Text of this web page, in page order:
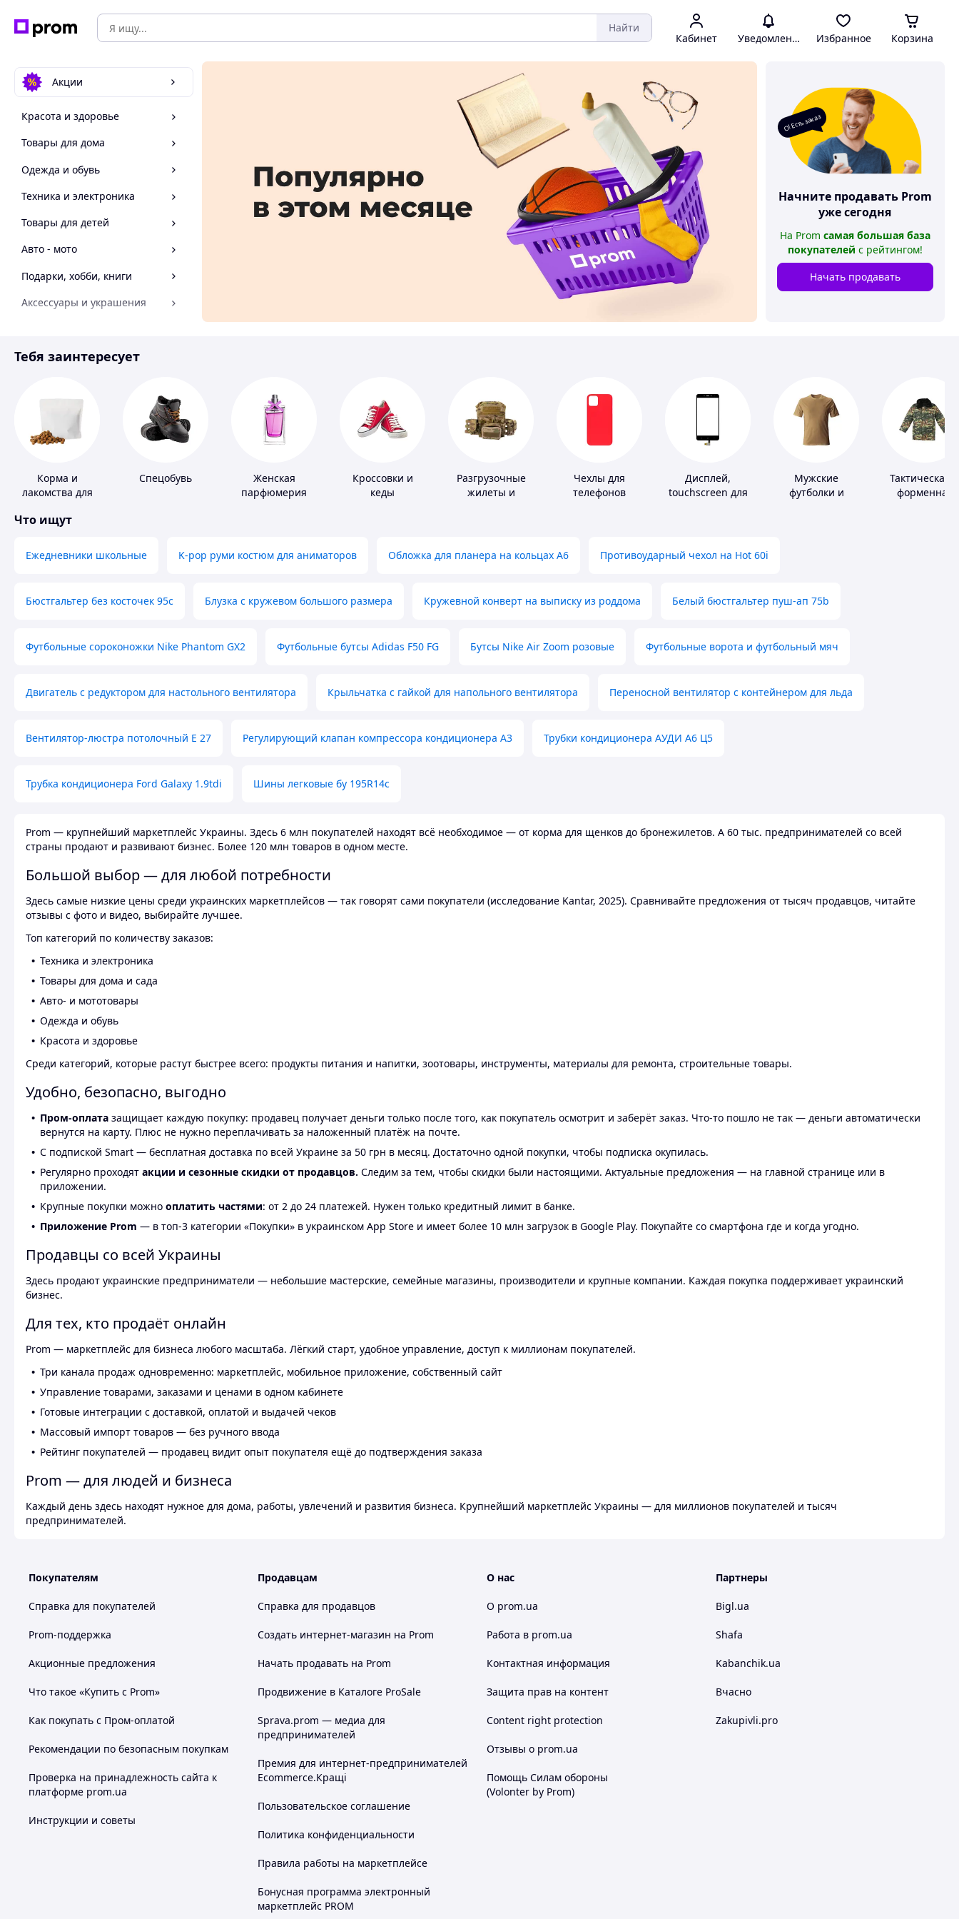
Найти
Кабинет Уведомления Избранное Корзина
Акции
Красота и здоровье
Товары для дома
Одежда и обувь
Техника и электроника
Товары для детей
Авто - мото
Подарки, хобби, книги
Аксессуары и украшения
Спорт и отдых
О! Есть заказ
Начните продавать Prom
уже сегодня
На Prom самая большая база
покупателей с рейтингом!
Начать продавать
Тебя заинтересует
Корма и
лакомства для
животных и
Спецобувь
Женская
парфюмерия
Кроссовки и
кеды
Разгрузочные
жилеты и
Чехлы для
телефонов
Дисплей,
touchscreen для
Мужские
футболки и
Тактическая и
форменная
Что ищут
Ежедневники школьные K-pop руми костюм для аниматоров Обложка для планера на кольцах А6 Противоударный чехол на Hot 60i
Бюстгальтер без косточек 95с Блузка с кружевом большого размера Кружевной конверт на выписку из роддома Белый бюстгальтер пуш-ап 75b
Футбольные сороконожки Nike Phantom GX2 Футбольные бутсы Adidas F50 FG Бутсы Nike Air Zoom розовые Футбольные ворота и футбольный мяч
Двигатель с редуктором для настольного вентилятора Крыльчатка с гайкой для напольного вентилятора Переносной вентилятор с контейнером для льда
Вентилятор-люстра потолочный E 27 Регулирующий клапан компрессора кондиционера А3 Трубки кондиционера АУДИ А6 Ц5
Трубка кондиционера Ford Galaxy 1.9tdi Шины легковые бу 195R14c
Prom — крупнейший маркетплейс Украины. Здесь 6 млн покупателей находят всё необходимое — от корма для щенков до бронежилетов. А 60 тыс. предпринимателей со всей
страны продают и развивают бизнес. Более 120 млн товаров в одном месте.
Большой выбор — для любой потребности
Здесь самые низкие цены среди украинских маркетплейсов — так говорят сами покупатели (исследование Kantar, 2025). Сравнивайте предложения от тысяч продавцов, читайте
отзывы с фото и видео, выбирайте лучшее.
Топ категорий по количеству заказов:
Техника и электроника
Товары для дома и сада
Авто- и мототовары
Одежда и обувь
Красота и здоровье
Среди категорий, которые растут быстрее всего: продукты питания и напитки, зоотовары, инструменты, материалы для ремонта, строительные товары.
Удобно, безопасно, выгодно
Пром-оплата защищает каждую покупку: продавец получает деньги только после того, как покупатель осмотрит и заберёт заказ. Что-то пошло не так — деньги автоматически
вернутся на карту. Плюс не нужно переплачивать за наложенный платёж на почте.
С подпиской Smart — бесплатная доставка по всей Украине за 50 грн в месяц. Достаточно одной покупки, чтобы подписка окупилась.
Регулярно проходят акции и сезонные скидки от продавцов. Следим за тем, чтобы скидки были настоящими. Актуальные предложения — на главной странице или в
приложении.
Крупные покупки можно оплатить частями: от 2 до 24 платежей. Нужен только кредитный лимит в банке.
Приложение Prom — в топ-3 категории «Покупки» в украинском App Store и имеет более 10 млн загрузок в Google Play. Покупайте со смартфона где и когда угодно.
Продавцы со всей Украины
Здесь продают украинские предприниматели — небольшие мастерские, семейные магазины, производители и крупные компании. Каждая покупка поддерживает украинский
бизнес.
Для тех, кто продаёт онлайн
Prom — маркетплейс для бизнеса любого масштаба. Лёгкий старт, удобное управление, доступ к миллионам покупателей.
Три канала продаж одновременно: маркетплейс, мобильное приложение, собственный сайт
Управление товарами, заказами и ценами в одном кабинете
Готовые интеграции с доставкой, оплатой и выдачей чеков
Массовый импорт товаров — без ручного ввода
Рейтинг покупателей — продавец видит опыт покупателя ещё до подтверждения заказа
Prom — для людей и бизнеса
Каждый день здесь находят нужное для дома, работы, увлечений и развития бизнеса. Крупнейший маркетплейс Украины — для миллионов покупателей и тысяч
предпринимателей.
Покупателям
Справка для покупателей
Prom-поддержка
Акционные предложения
Что такое «Купить с Prom»
Как покупать с Пром-оплатой
Рекомендации по безопасным покупкам
Проверка на принадлежность сайта к
платформе prom.ua
Инструкции и советы
Продавцам
Справка для продавцов
Создать интернет-магазин на Prom
Начать продавать на Prom
Продвижение в Каталоге ProSale
Sprava.prom — медиа для
предпринимателей
Премия для интернет-предпринимателей
Ecommerce.Кращі
Пользовательское соглашение
Политика конфиденциальности
Правила работы на маркетплейсе
Бонусная программа электронный
маркетплейс PROM
О нас
О prom.ua
Работа в prom.ua
Контактная информация
Защита прав на контент
Content right protection
Отзывы о prom.ua
Помощь Силам обороны
(Volonter by Prom)
Партнеры
Bigl.ua
Shafa
Kabanchik.ua
Вчасно
Zakupivli.pro